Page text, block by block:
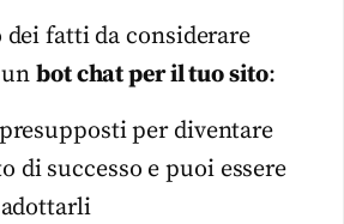
dei fatti da considerare
bot chat per il tuo sito:
per diventare
di successo e puoi essere